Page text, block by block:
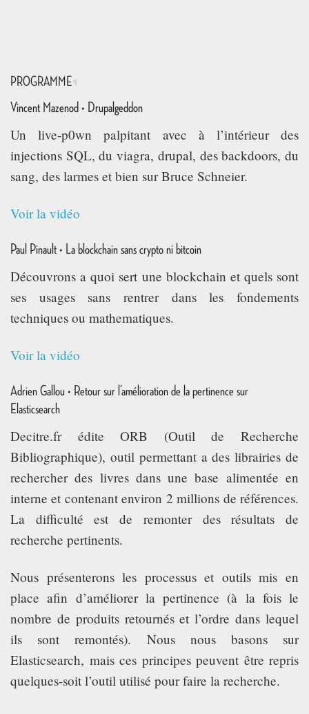
PROGRAMME¶
Vincent Mazenod • Drupalgeddon
Un live-p0wn palpitant avec à l’intérieur des
injections SQL, du viagra, drupal, des backdoors, du
sang, des larmes et bien sur Bruce Schneier.
Voir la vidéo
Paul Pinault • La blockchain sans crypto ni bitcoin
Découvrons a quoi sert une blockchain et quels sont
ses usages sans rentrer dans les fondements
techniques ou mathematiques.
Voir la vidéo
Adrien Gallou • Retour sur l’amélioration de la pertinence sur
Elasticsearch
Decitre.fr édite ORB (Outil de Recherche
Bibliographique), outil permettant a des librairies de
rechercher des livres dans une base alimentée en
interne et contenant environ 2 millions de références.
La difficulté est de remonter des résultats de
recherche pertinents.
Nous présenterons les processus et outils mis en
place afin d’améliorer la pertinence (à la fois le
nombre de produits retournés et l’ordre dans lequel
ils sont remontés). Nous nous basons sur
Elasticsearch, mais ces principes peuvent être repris
quelques-soit l’outil utilisé pour faire la recherche.